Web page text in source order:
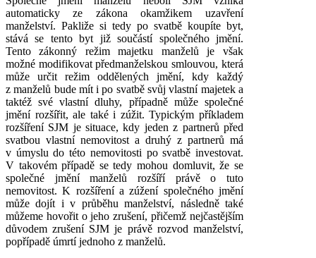
automaticky ze zákona okamžikem uzavření
manželství. Pakliže si tedy po svatbě koupíte byt,
stává se tento byt již součástí společného jmění.
Tento zákonný režim majetku manželů je však
možné modifikovat předmanželskou smlouvou, která
může určit režim oddělených jmění, kdy každý
z manželů bude mít i po svatbě svůj vlastní majetek a
taktéž své vlastní dluhy, případně může společné
jmění rozšířit, ale také i zúžit. Typickým příkladem
rozšíření SJM je situace, kdy jeden z partnerů před
svatbou vlastní nemovitost a druhý z partnerů má
v úmyslu do této nemovitosti po svatbě investovat.
V takovém případě se tedy mohou domluvit, že se
společné jmění manželů rozšíří právě o tuto
nemovitost. K rozšíření a zúžení společného jmění
může dojít i v průběhu manželství, následně také
můžeme hovořit o jeho zrušení, přičemž nejčastějším
důvodem zrušení SJM je právě rozvod manželství,
popřípadě úmrtí jednoho z manželů.